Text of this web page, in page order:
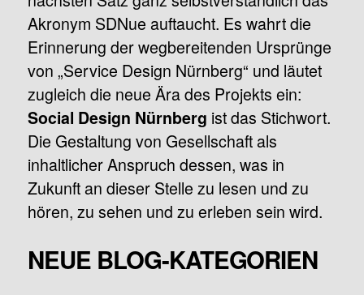
Akronym SDNue auftaucht. Es wahrt die
Erinnerung der wegbereitenden Ursprünge
von „Service Design Nürnberg“ und läutet
zugleich die neue Ära des Projekts ein:
Social Design Nürnberg ist das Stichwort.
Die Gestaltung von Gesellschaft als
inhaltlicher Anspruch dessen, was in
Zukunft an dieser Stelle zu lesen und zu
hören, zu sehen und zu erleben sein wird.
NEUE BLOG-KATEGORIEN